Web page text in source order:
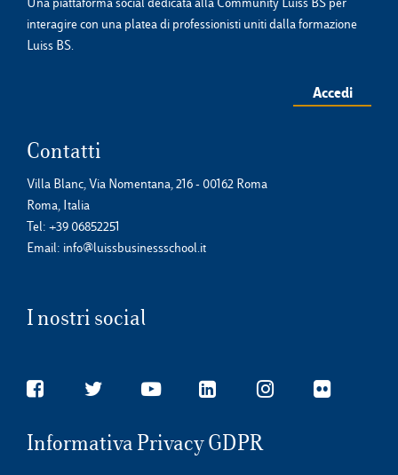
interagire con una platea di professionisti uniti dalla formazione
Luiss BS.
Accedi
Contatti
Villa Blanc, Via Nomentana, 216 - 00162 Roma
Roma, Italia
Tel: +39 06852251
Email: info@luissbusinessschool.it
I nostri social
Informativa Privacy GDPR